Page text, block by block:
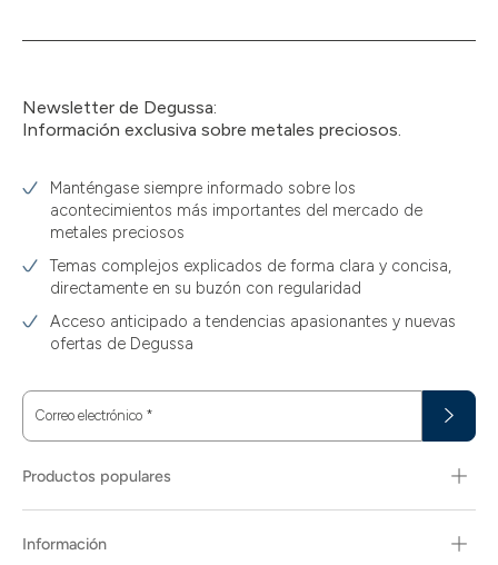
Newsletter de Degussa:
Información exclusiva sobre metales preciosos.
Manténgase siempre informado sobre los
acontecimientos más importantes del mercado de
metales preciosos
Temas complejos explicados de forma clara y concisa,
directamente en su buzón con regularidad
Acceso anticipado a tendencias apasionantes y nuevas
ofertas de Degussa
Correo electrónico *
Productos populares
Información